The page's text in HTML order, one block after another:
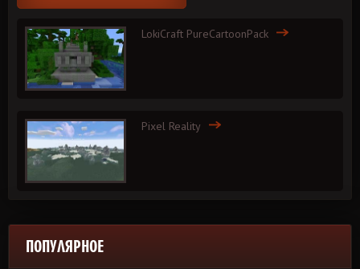
LokiCraft PureCartoonPack
Pixel Reality
ПОПУЛЯРНОЕ